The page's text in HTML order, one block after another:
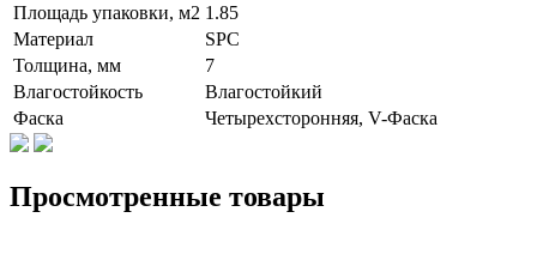
Площадь упаковки, м2 1.85
Материал
SPC
Толщина, мм
7
Влагостойкость
Влагостойкий
Фаска
Четырехсторонняя, V-Фаска
Просмотренные товары